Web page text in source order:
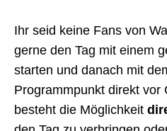
Ihr seid keine Fans von
gerne den Tag mit einem
starten und danach mit
Programmpunkt direkt vor
besteht die Möglichkeit